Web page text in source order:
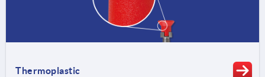
Thermoplastic